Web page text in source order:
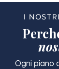
I
Ogni piano